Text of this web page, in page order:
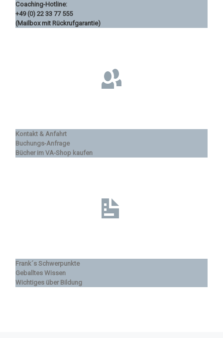
Coaching-Hotline:
+49 (0) 22 33 77 555
(Mailbox mit Rückrufgarantie)
Kontakt & Anfahrt
Buchungs-Anfrage
Bücher im VA-Shop kaufen
Frank´s Schwerpunkte
Geballtes Wissen
Wichtiges über Bildung